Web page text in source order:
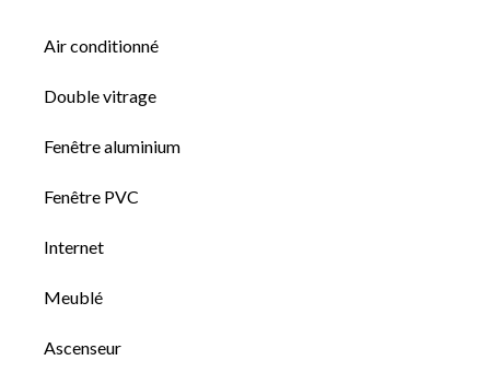
Air conditionné
Double vitrage
Fenêtre aluminium
Fenêtre PVC
Internet
Meublé
Ascenseur